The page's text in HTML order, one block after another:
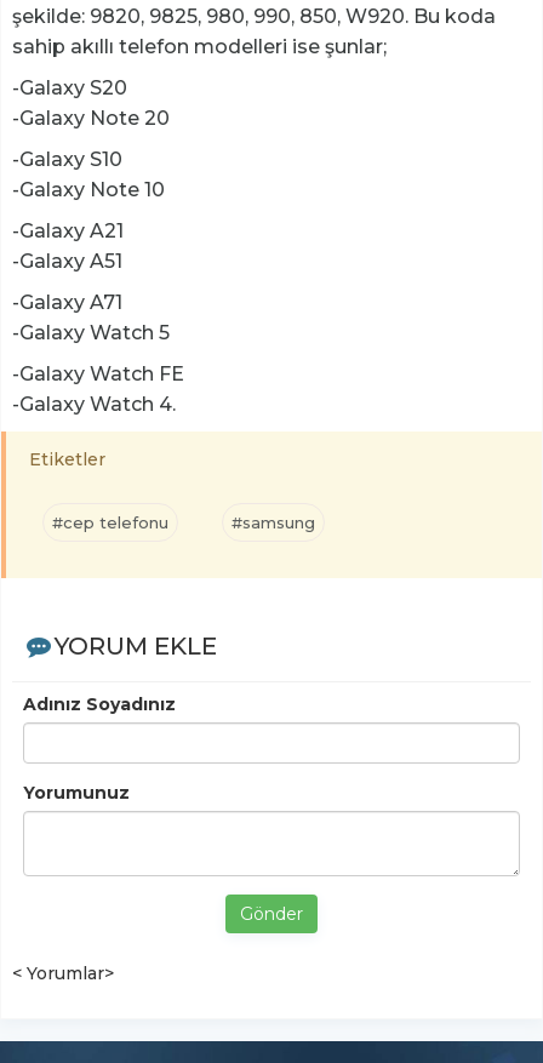
şekilde: 9820, 9825, 980, 990, 850, W920. Bu koda
sahip akıllı telefon modelleri ise şunlar;
-Galaxy S20
-Galaxy Note 20
-Galaxy S10
-Galaxy Note 10
-Galaxy A21
-Galaxy A51
-Galaxy A71
-Galaxy Watch 5
-Galaxy Watch FE
-Galaxy Watch 4.
Etiketler
#cep telefonu #samsung
YORUM EKLE
Adınız Soyadınız
Yorumunuz
Gönder
< Yorumlar>